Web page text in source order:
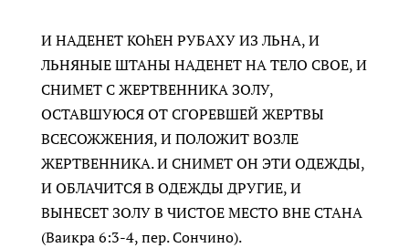
И НАДЕНЕТ КОhЕН РУБАХУ ИЗ ЛЬНА, И
ЛЬНЯНЫЕ ШТАНЫ НАДЕНЕТ НА ТЕЛО СВОЕ, И
СНИМЕТ С ЖЕРТВЕННИКА ЗОЛУ,
ОСТАВШУЮСЯ ОТ СГОРЕВШЕЙ ЖЕРТВЫ
ВСЕСОЖЖЕНИЯ, И ПОЛОЖИТ ВОЗЛЕ
ЖЕРТВЕННИКА. И СНИМЕТ ОН ЭТИ ОДЕЖДЫ,
И ОБЛАЧИТСЯ В ОДЕЖДЫ ДРУГИЕ, И
ВЫНЕСЕТ ЗОЛУ В ЧИСТОЕ МЕСТО ВНЕ СТАНА
(Ваикра 6:3-4, пер. Сончино).